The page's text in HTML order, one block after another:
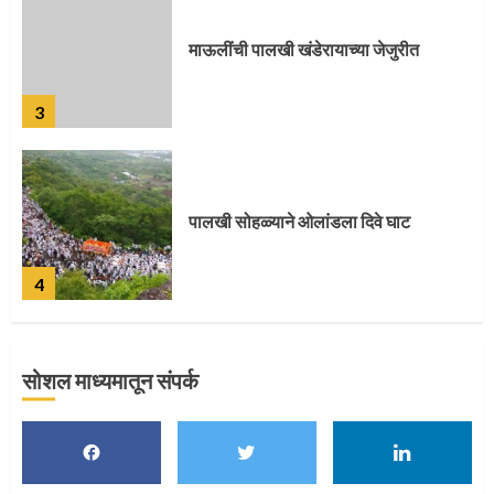
3
माऊलींची पालखी खंडेरायाच्या जेजुरीत
4
पालखी सोहळ्याने ओलांडला दिवे घाट
पुणेकरांकडून पालख्यांचे उत्साही स्वागत
सोशल माध्यमातून संपर्क